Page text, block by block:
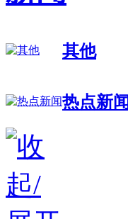
其他
热点新闻